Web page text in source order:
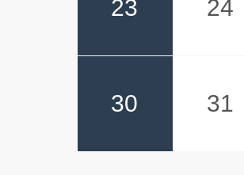
23 24
30 31